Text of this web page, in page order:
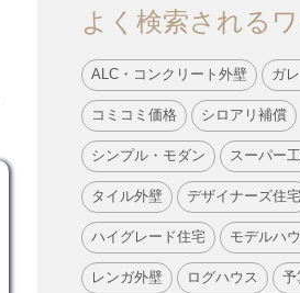
よく検索される
ALC・コンクリート外壁 ガ
コミコミ価格 シロアリ補償
シンプル・モダン スーパー
タイル外壁 デザイナーズ住宅
ハイグレード住宅 モデルハ
レンガ外壁 ログハウス 予